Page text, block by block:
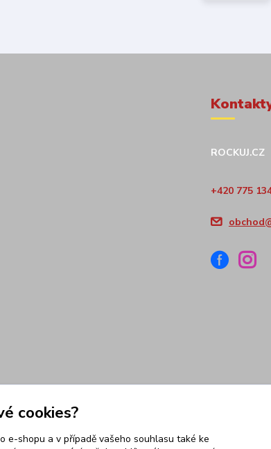
ROCKUJ.CZ
+420 775
cookies?
e-shopu a v případě vašeho souhlasu také ke